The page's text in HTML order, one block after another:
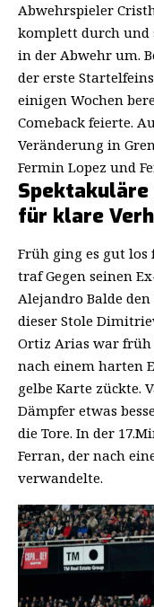
Abwehrspieler
komplett durch und
in der Abwehr um.
der erste
einigen Wochen
Comeback feierte.
Veränderung in
Fermin Lopez und
für klare
Früh ging es gut los
traf Gegen seinen
Alejandro Balde
dieser Stole
Ortiz Arias war früh
nach einem harten
gelbe Karte zückte.
Dämpfer etwas
die Tore. In der
Ferran, der nach
verwandelte.